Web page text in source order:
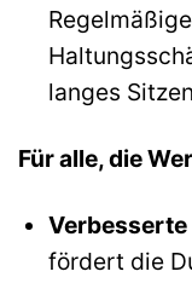
langes
Für alle, die
fördert die